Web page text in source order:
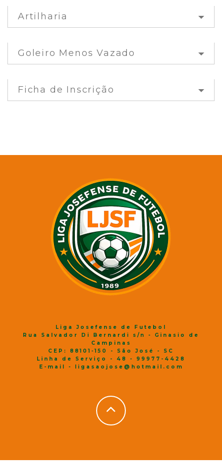
Artilharia
Goleiro Menos Vazado
Ficha de Inscrição
Liga Josefense de Futebol
Rua Salvador Di Bernardi s/n - Ginasio de
Campinas
CEP: 88101-150 - São José - SC
Linha de Serviço - 48 - 99977-4428
E-mail - ligasaojose@hotmail.com